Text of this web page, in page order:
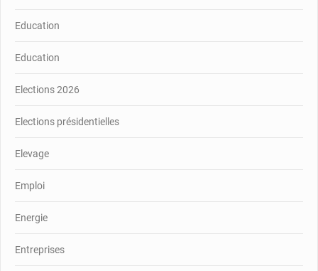
Education
Education
Elections 2026
Elections présidentielles
Elevage
Emploi
Energie
Entreprises